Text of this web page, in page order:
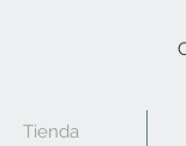
Tienda